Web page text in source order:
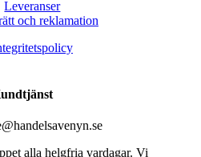
Leveranser
och reklamation
alla helgfria vardagar. Vi